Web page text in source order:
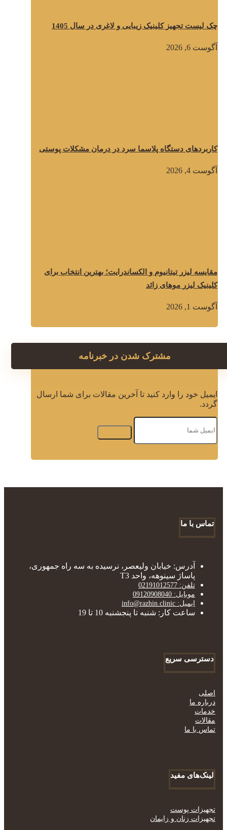
چک لیست تجهیز کلینیک زیبایی و لاغری در سال 1405
آگوست 6, 2026
کاربردهای دستگاه پلاسما سرد در درمان مشکلات پوستی
آگوست 4, 2026
مقایسه لیزر تیتانیوم و الکساندرایت؛ بهترین انتخاب برای
کلینیک لیزر موهای زائد
آگوست 1, 2026
مشترک شدن در خبرنامه
ایمیل خود را وارد کنید تا آخرین مقالات برای شما ارسال
گردد.
تماس با ما
آدرس: خیابان ولیعصر، نرسیده به سه راه جمهوری،
پاساژ سینوهه، واحد T3
تلفن: 02191012577
موبایل: 09120908040
ایمیل: info@razhin.clinic
ساعت کار: شنبه تا پنجشنبه 10 تا 19
دسترسی سریع
اصلی
درباره ما
خدمات
مقالات
تماس با ما
لینک‌های مفید
تجهیزات پوست
تجهیزات زنان و زایمان